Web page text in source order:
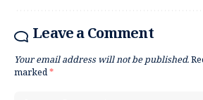
Leave a Comment
Your email address will not be published.
marked*